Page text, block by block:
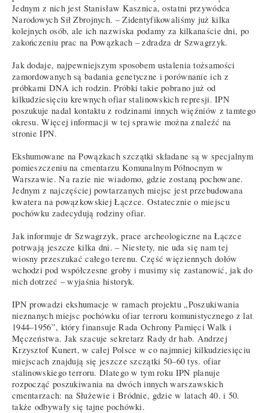
Jednym z nich jest Stanisław Kasznica, ostatni przywódca
Narodowych Sił Zbrojnych. – Zidentyfikowaliśmy już kilka
kolejnych osób, ale ich nazwiska podamy za kilkanaście dni, po
zakończeniu prac na Powązkach – zdradza dr Szwagrzyk.
Jak dodaje, najpewniejszym sposobem ustalenia tożsamości
zamordowanych są badania genetyczne i porównanie ich z
próbkami DNA ich rodzin. Próbki takie pobrano już od
kilkudziesięciu krewnych ofiar stalinowskich represji. IPN
poszukuje nadal kontaktu z rodzinami innych więźniów z tamtego
okresu. Więcej informacji w tej sprawie można znaleźć na
stronie IPN.
Ekshumowane na Powązkach szczątki składane są w specjalnym
pomieszczeniu na cmentarzu Komunalnym Północnym w
Warszawie. Na razie nie wiadomo, gdzie zostaną pochowane.
Jednym z najczęściej powtarzanych miejsc jest przebudowana
kwatera na powązkowskiej Łączce. Ostatecznie o miejscu
pochówku zadecydują rodziny ofiar.
Jak informuje dr Szwagrzyk, prace archeologiczne na Łączce
potrwają jeszcze kilka dni. – Niestety, nie uda się nam tej
wiosny przeszukać całego terenu. Część więziennych dołów
wchodzi pod współczesne groby i musimy się zastanowić, jak do
nich dotrzeć – wyjaśnia historyk.
IPN prowadzi ekshumacje w ramach projektu „Poszukiwania
nieznanych miejsc pochówku ofiar terroru komunistycznego z lat
1944–1956”, który finansuje Rada Ochrony Pamięci Walk i
Męczeństwa. Jak szacuje sekretarz Rady dr hab. Andrzej
Krzysztof Kunert, w całej Polsce w co najmniej kilkudziesięciu
miejscach znajdują się jeszcze szczątki 50–60 tys. ofiar
stalinowskiego terroru. Dlatego w tym roku IPN planuje
rozpocząć poszukiwania na dwóch innych warszawskich
cmentarzach: na Służewie i Bródnie, gdzie w latach 40. i 50.
także odbywały się tajne pochówki.